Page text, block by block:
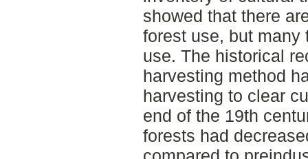
showed that there
forest use, but many
use. The historical
harvesting method
harvesting to clear
end of the 19th
forests had